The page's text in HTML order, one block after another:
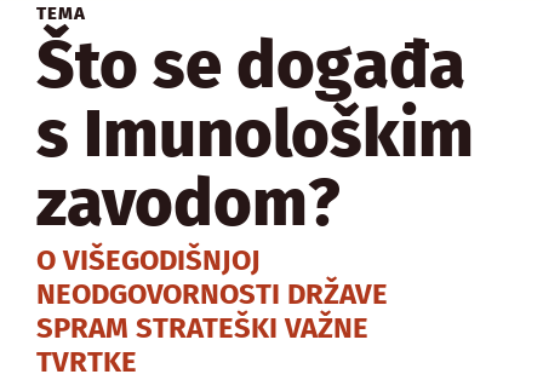
TEMA
Što se događa
s Imunološkim
zavodom?
O VIŠEGODIŠNJOJ
NEODGOVORNOSTI DRŽAVE
SPRAM STRATEŠKI VAŽNE
TVRTKE